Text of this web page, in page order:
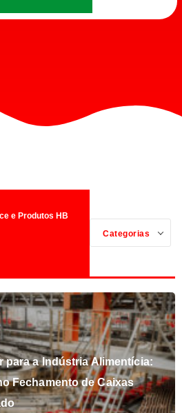
e Produtos HB
Categorias
para a Indústria Alimentícia:
Fechamento de Caixas